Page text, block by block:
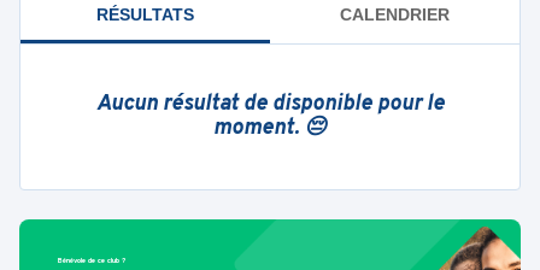
RÉSULTATS CALENDRIER
Aucun résultat de disponible pour le
moment. 😔
Bénévole de ce club ?